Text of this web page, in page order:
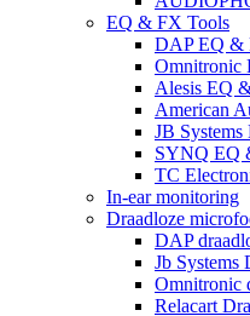
EQ & FX Tools
DAP EQ &
Omnitronic
Alesis EQ
American
JB
SYNQ EQ
TC
In-ear monitoring
Draadloze
DAP
Jb Systems
Omnitronic
Relacart